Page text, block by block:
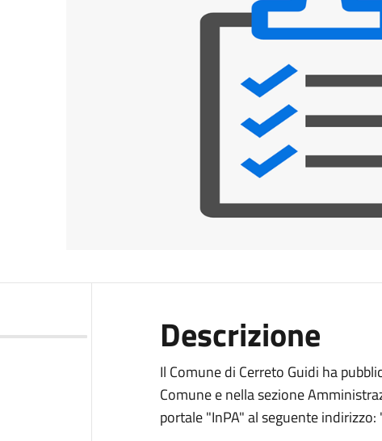
Descrizione
Il Comune di Cerreto Guidi ha
Comune e nella sezione
portale "InPA" al seguente indirizzo: